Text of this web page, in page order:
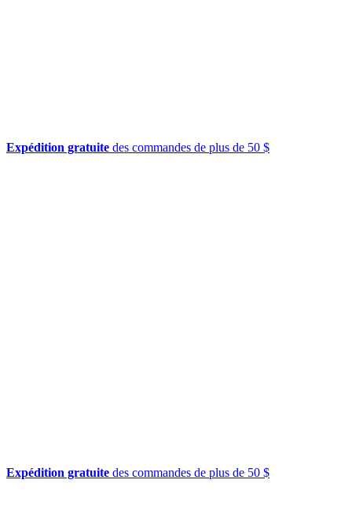
Expédition gratuite des commandes de plus de 50 $
Expédition gratuite des commandes de plus de 50 $